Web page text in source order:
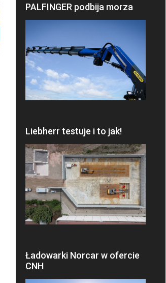
PALFINGER podbija morza
Liebherr testuje i to jak!
Ładowarki Norcar w ofercie
CNH